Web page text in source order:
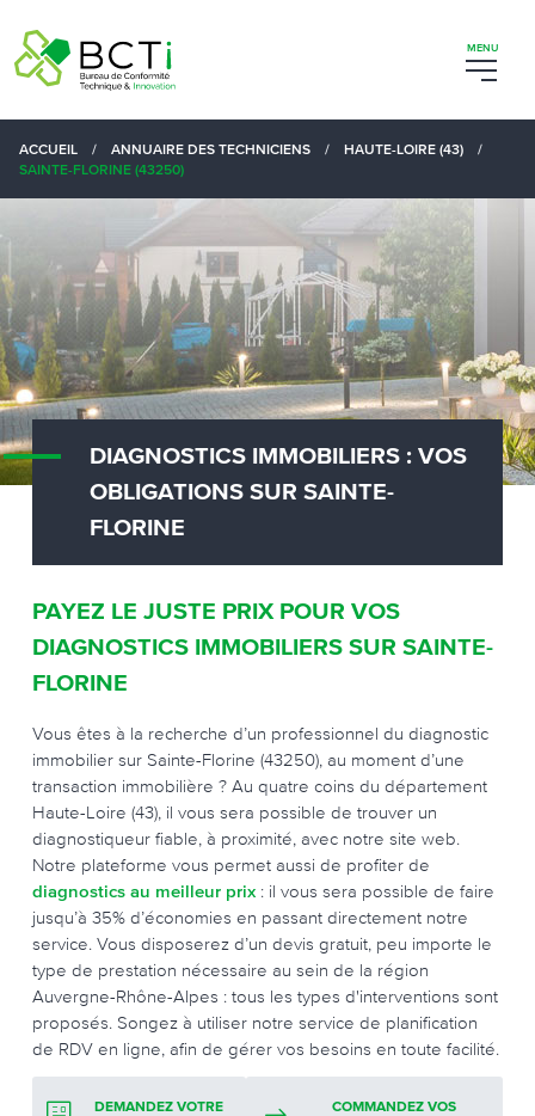
ACCUEIL / ANNUAIRE DES TECHNICIENS / HAUTE-LOIRE (43)
/
SAINTE-FLORINE (43250)
DIAGNOSTICS IMMOBILIERS : VOS
OBLIGATIONS SUR SAINTE-
FLORINE
PAYEZ LE JUSTE PRIX POUR VOS
DIAGNOSTICS IMMOBILIERS SUR SAINTE-
FLORINE
Vous êtes à la recherche d’un professionnel du diagnostic
immobilier sur Sainte-Florine (43250), au moment d’une
transaction immobilière ? Au quatre coins du département
Haute-Loire (43), il vous sera possible de trouver un
diagnostiqueur fiable, à proximité, avec notre site web.
Notre plateforme vous permet aussi de profiter de
diagnostics au meilleur prix : il vous sera possible de faire
jusqu’à 35% d’économies en passant directement notre
service. Vous disposerez d’un devis gratuit, peu importe le
type de prestation nécessaire au sein de la région
Auvergne-Rhône-Alpes : tous les types d'interventions sont
proposés. Songez à utiliser notre service de planification
de RDV en ligne, afin de gérer vos besoins en toute facilité.
DEMANDEZ VOTRE
COMMANDEZ VOS